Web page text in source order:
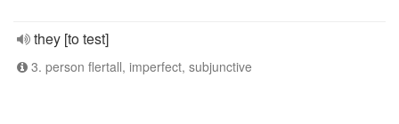
they [to test]
3. person flertall, imperfect, subjunctive